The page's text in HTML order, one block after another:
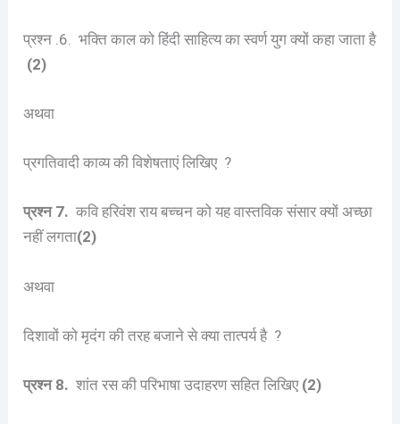
प्रश्न .6. भक्ति काल को हिंदी साहित्य का स्वर्ण युग क्यों कहा जाता है
(2)
अथवा
प्रगतिवादी काव्य की विशेषताएं लिखिए ?
प्रश्न 7. कवि हरिवंश राय बच्चन को यह वास्तविक संसार क्यों अच्छा
नहीं लगता(2)
अथवा
दिशावों को मृदंग की तरह बजाने से क्या तात्पर्य है ?
प्रश्न 8. शांत रस की परिभाषा उदाहरण सहित लिखिए (2)